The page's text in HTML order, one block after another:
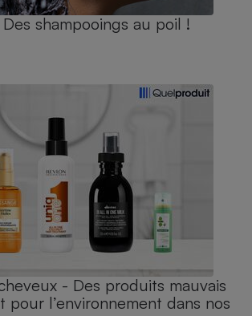
shampooings au poil !
- Des produits mauvais
pour l’environnement dans nos